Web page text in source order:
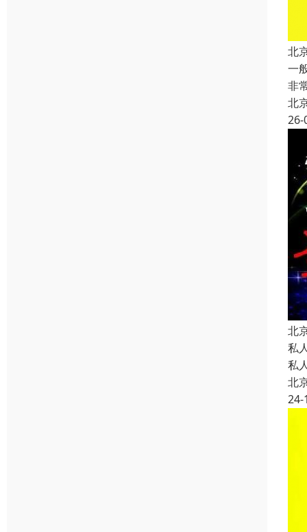
北
一
非
北
26-
北
私
私
北
24-